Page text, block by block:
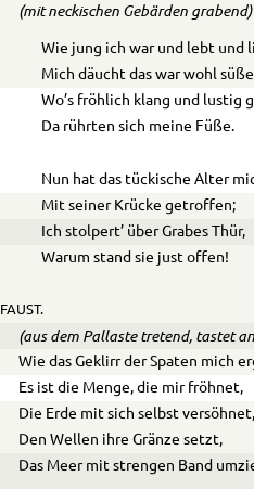
(mit neckischen Gebärden grabend)
Wie jung ich war und lebt und
Mich däucht das war wohl
Wo’s fröhlich klang und lustig
Da rührten sich meine Füße.
Nun hat das tückische Alter
Mit seiner Krücke getroffen;
Ich stolpert’ über Grabes Thür,
Warum stand sie just offen!
FAUST.
(aus dem Pallaste tretend, tastet
Wie das Geklirr der Spaten mich
Es ist die Menge, die mir fröhnet,
Die Erde mit sich selbst
Den Wellen ihre Gränze setzt,
Das Meer mit strengen Band